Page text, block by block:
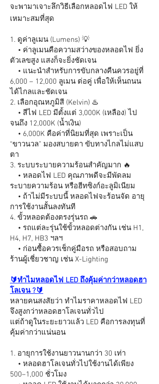
จะพามาเจาะลึกวิธีเลือกหลอดไฟ LED ให้
เหมาะสมที่สุด
1. ดูค่าลูเมน (Lumens) 💡
• ค่าลูเมนคือความสว่างของหลอดไฟ ยิ่ง
ตัวเลขสูง แสงก็จะยิ่งชัดเจน
• แนะนำสำหรับการขับกลางคืนควรอยู่ที่
6,000 – 12,000 ลูเมน ต่อคู่ เพื่อให้เห็นถนน
ได้ไกลและชัดเจน
2. เลือกอุณหภูมิสี (Kelvin) ♨️
• สีไฟ LED มีตั้งแต่ 3,000K (เหลือง) ไป
จนถึง 12,000K (น้ำเงิน)
• 6,000K คือค่าที่นิยมที่สุด เพราะเป็น
“ขาวนวล” มองสบายตา ขับทางไกลไม่แสบ
ตา
3. ระบบระบายความร้อนสำคัญมาก 🔥
• หลอดไฟ LED คุณภาพดีจะมีพัดลม
ระบายความร้อน หรือฮีทซิงก์อะลูมิเนียม
• ถ้าไม่มีระบบนี้ หลอดไฟจะร้อนจัด อายุ
การใช้งานสั้นลงทันที
4. ขั้วหลอดต้องตรงรุ่นรถ 🚗
• รถแต่ละรุ่นใช้ขั้วหลอดต่างกัน เช่น H1,
H4, H7, HB3 ฯลฯ
• ก่อนซื้อควรเช็กคู่มือรถ หรือสอบถาม
ร้านผู้เชี่ยวชาญ เช่น X-Lighting
🔰ทำไมหลอดไฟ LED ถึงคุ้มค่ากว่าหลอดฮา
โลเจน ?🔰
หลายคนสงสัยว่า ทำไมราคาหลอดไฟ LED
จึงสูงกว่าหลอดฮาโลเจนทั่วไป
แต่ถ้าดูในระยะยาวแล้ว LED คือการลงทุนที่
คุ้มค่ากว่าแน่นอน
1. อายุการใช้งานยาวนานกว่า 30 เท่า
• หลอดฮาโลเจนทั่วไปใช้งานได้เพียง
500–1,000 ชั่วโมง